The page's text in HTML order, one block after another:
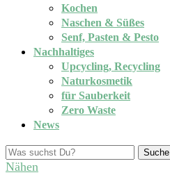
Kochen
Naschen & Süßes
Senf, Pasten & Pesto
Nachhaltiges
Upcycling, Recycling
Naturkosmetik
für Sauberkeit
Zero Waste
News
Suche
Nähen